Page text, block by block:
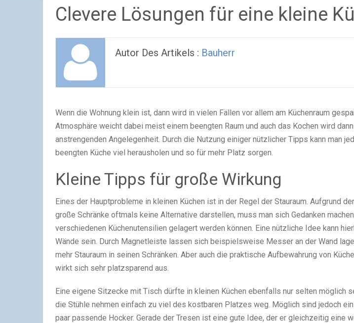
Clevere Lösungen für eine kleine
Autor Des Artikels : Bauherr
Wenn die Wohnung klein ist, dann wird in vielen Fällen vor allem am Küchenraum
Atmosphäre weicht dabei meist einem beengten Raum und auch das Kochen wird
anstrengenden Angelegenheit. Durch die Nutzung einiger nützlicher Tipps kann man
beengten Küche viel herausholen und so für mehr Platz sorgen.
Kleine Tipps für große Wirkung
Eines der Hauptprobleme in kleinen Küchen ist in der Regel der Stauraum. Aufgrund
große Schränke oftmals keine Alternative darstellen, muss man sich Gedanken
verschiedenen Küchenutensilien gelagert werden können. Eine nützliche Idee kann
Wände sein. Durch Magnetleiste lassen sich beispielsweise Messer an der Wand
mehr Stauraum in seinen Schränken. Aber auch die praktische Aufbewahrung von
wirkt sich sehr platzsparend aus.
Eine eigene Sitzecke mit Tisch dürfte in kleinen Küchen ebenfalls nur selten möglich
die Stühle nehmen einfach zu viel des kostbaren Platzes weg. Möglich sind jedoch
paar passende Hocker. Gerade der Tresen ist eine gute Idee, der er gleichzeitig eine